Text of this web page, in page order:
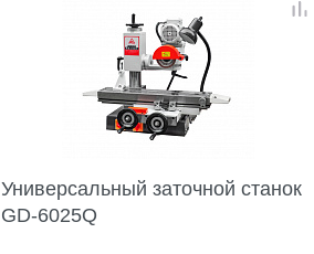
Универсальный заточной станок
GD-6025Q